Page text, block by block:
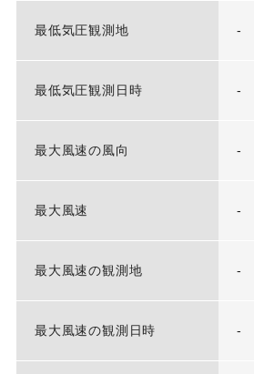
最低気圧観測地 -
最低気圧観測日時 -
最大風速の風向 -
最大風速 -
最大風速の観測地 -
最大風速の観測日時 -